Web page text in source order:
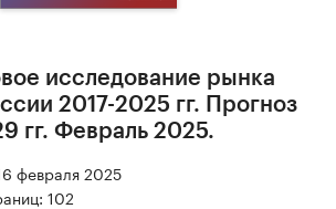
исследование рынка
2017-2025 гг. Прогноз
гг. Февраль 2025.
февраля 2025
102